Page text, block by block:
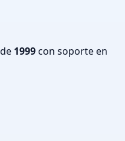
1999con soporte en